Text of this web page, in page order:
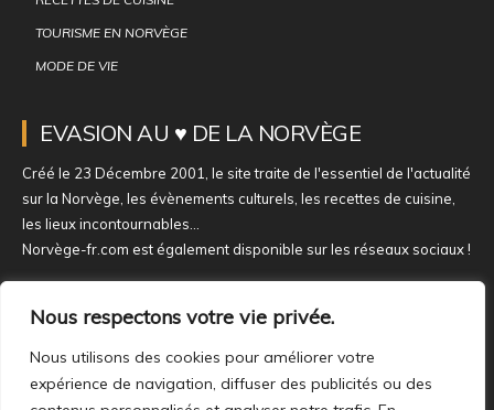
Nous respectons votre vie privée.
Nous utilisons des cookies pour améliorer votre
expérience de navigation, diffuser des publicités ou des
TOURISME EN NORVÈGE
MODE DE VIE
EVASION AU ♥ DE LA NORVÈGE
Créé le 23 Décembre 2001, le site traite de l'essentiel de l'actualité
sur la Norvège, les évènements culturels, les recettes de cuisine,
les lieux incontournables...
Norvège-fr.com est également disponible sur les réseaux sociaux !